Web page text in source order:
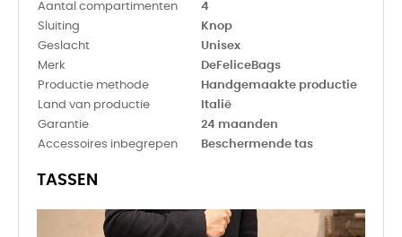
Aantal compartimenten
4
Sluiting
Knop
Geslacht
Unisex
Merk
DeFeliceBags
Productie methode
Handgemaakte productie
Land van productie
Italië
Garantie
24 maanden
Accessoires inbegrepen
Beschermende tas
TASSEN